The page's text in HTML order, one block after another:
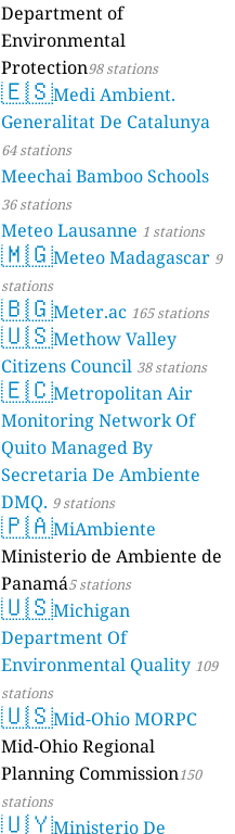
Department of
Environmental
Protection98 stations
🇪🇸Medi Ambient.
Generalitat De Catalunya
64 stations
Meechai Bamboo Schools
36 stations
Meteo Lausanne 1 stations
🇲🇬Meteo Madagascar 9
stations
🇧🇬Meter.ac 165 stations
🇺🇸Methow Valley
Citizens Council 38 stations
🇪🇨Metropolitan Air
Monitoring Network Of
Quito Managed By
Secretaria De Ambiente
DMQ. 9 stations
🇵🇦MiAmbiente
Ministerio de Ambiente de
Panamá5 stations
🇺🇸Michigan
Department Of
Environmental Quality 109
stations
🇺🇸Mid-Ohio MORPC
Mid-Ohio Regional
Planning Commission150
stations
🇺🇾Ministerio De